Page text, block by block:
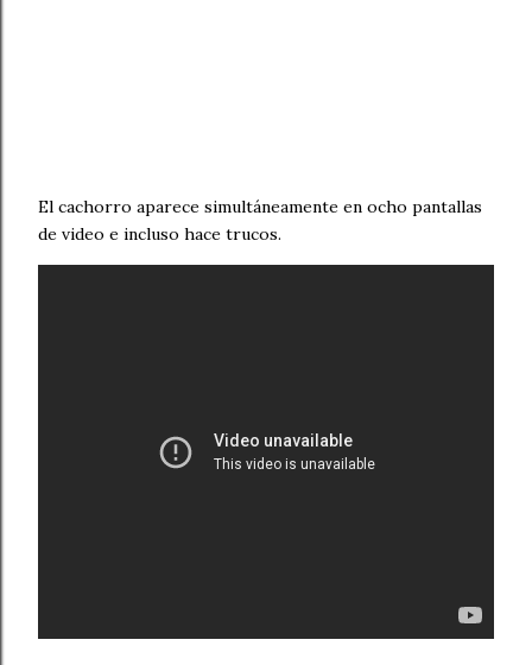
El cachorro aparece simultáneamente en ocho pantallas
de video e incluso hace trucos.